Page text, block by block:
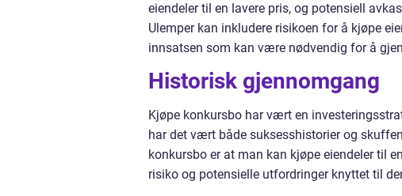
eiendeler til en lavere pris, og potensiell
Ulemper kan inkludere risikoen for å kjøpe
innsatsen som kan være nødvendig for å
Historisk gjennomgang
Kjøpe konkursbo har vært en
har det vært både suksesshistorier og
konkursbo er at man kan kjøpe eiendeler til
risiko og potensielle utfordringer knyttet til